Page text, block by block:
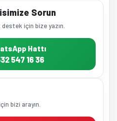
Sorun
için bize yazın.
Hattı
547 16 36
bizi arayın.